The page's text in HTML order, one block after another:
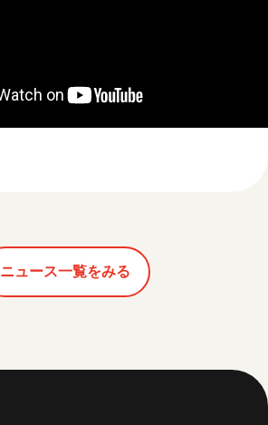
ニュース一覧をみる